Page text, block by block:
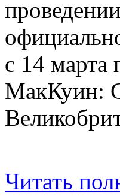
с 14 марта
МакКуин:
Читать